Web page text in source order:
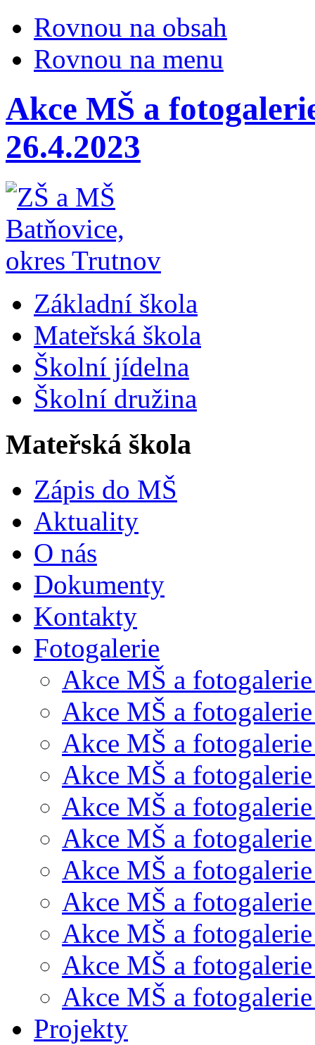
Rovnou na obsah
Rovnou na menu
Akce MŠ a
26.4.2023
Základní škola
Mateřská škola
Školní jídelna
Školní družina
Mateřská škola
Zápis do MŠ
Aktuality
O nás
Dokumenty
Kontakty
Fotogalerie
Akce MŠ a
Akce MŠ a
Akce MŠ a
Akce MŠ a
Akce MŠ a
Akce MŠ a
Akce MŠ a
Akce MŠ a
Akce MŠ a
Akce MŠ a
Akce MŠ a
Projekty